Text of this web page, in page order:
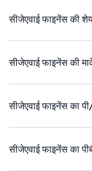
सीजेएवाई फाइनेंस की
सीजेएवाई फाइनेंस की
सीजेएवाई फाइनेंस का
सीजेएवाई फाइनेंस का